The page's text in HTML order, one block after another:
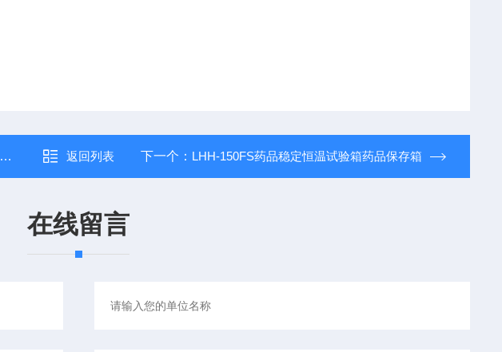
返回列表 下一个： LHH-150FS药品稳定恒温试验箱药品保存箱
在线留言